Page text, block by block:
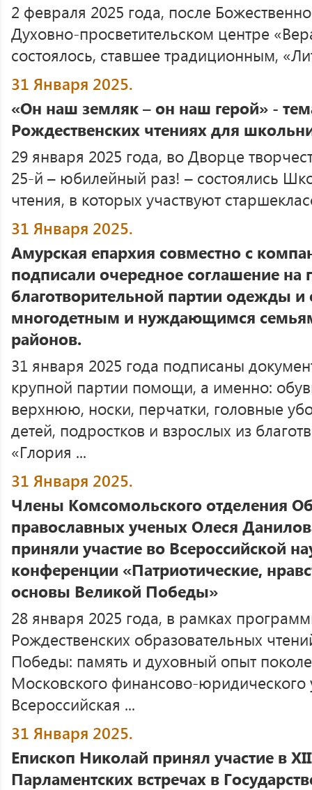
2 февраля 2025 года, после
Духовно-просветительском центре
состоялось, ставшее традиционным,
31 Января 2025.
«Он наш земляк – он наш герой» -
Рождественских чтениях для
29 января 2025 года, во Дворце
25-й – юбилейный раз! – состоялись
чтения, в которых участвуют
31 Января 2025.
Амурская епархия совместно с
подписали очередное соглашение на
благотворительной партии одежды
многодетным и нуждающимся
районов.
31 января 2025 года подписаны
крупной партии помощи, а именно:
верхнюю, носки, перчатки, головные
детей, подростков и взрослых из
«Глория ...
31 Января 2025.
Члены Комсомольского отделения
православных ученых Олеся
приняли участие во Всероссийской
конференции «Патриотические,
основы Великой Победы»
28 января 2025 года, в рамках
Рождественских образовательных
Победы: память и духовный опыт
Московского финансово-юридического
Всероссийская ...
31 Января 2025.
Епископ Николай принял участие в
Парламентских встречах в